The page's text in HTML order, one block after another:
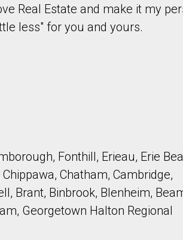
consentez à nos conditions d'utilisation et
Real Estate and make it my
less" for you and yours.
Fonthill, Erieau, Erie
Chatham, Cambridge,
Brant, Binbrook, Blenheim,
Georgetown Halton Regional